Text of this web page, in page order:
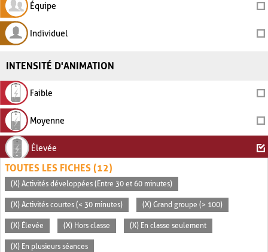
Équipe
Individuel
INTENSITÉ D'ANIMATION
Faible
Moyenne
Élevée
TOUTES LES FICHES (12)
(X) Activités développées (Entre 30 et 60 minutes)
(X) Activités courtes (< 30 minutes) (X) Grand groupe (> 100)
(X) Élevée (X) Hors classe (X) En classe seulement
(X) En plusieurs séances